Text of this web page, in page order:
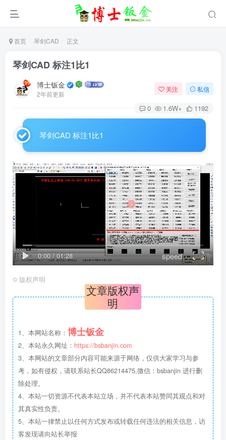
首页 琴剑CAD 正文
琴剑CAD 标注1比1
博士钣金
2年前更新
关注 私信
0 1.6W+ 1192
琴剑CAD 标注1比1
0:00/01:28 speed
© 版权声明
文章版权声
明
1、本网站名称： 博士钣金
2、本站永久网址： https://bsbanjin.com
3、本网站的文章部分内容可能来源于网络，仅供大家学习与参
考，如有侵权，请联系站长QQ86214475,微信：bsbanjin 进行删
除处理。
4、本站一切资源不代表本站立场，并不代表本站赞同其观点和对
其真实性负责。
5、本站一律禁止以任何方式发布或转载任何违法的相关信息，访
客发现请向站长举报